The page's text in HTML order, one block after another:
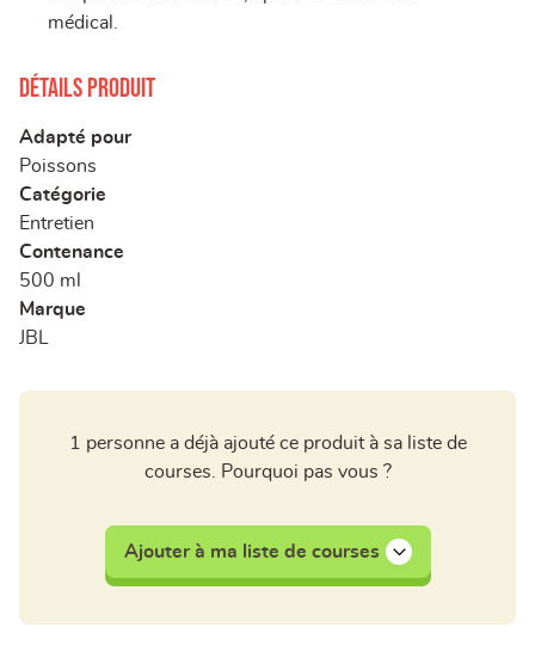
médical.
Détails produit
Adapté pour
Poissons
Catégorie
Entretien
Contenance
500 ml
Marque
JBL
1 personne a déjà ajouté ce produit à sa liste de
courses. Pourquoi pas vous ?
Ajouter à ma liste de courses